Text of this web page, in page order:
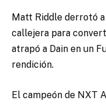
Matt Riddle derrotó
callejera para
atrapó a Dain en un
rendición.
El campeón de NXT